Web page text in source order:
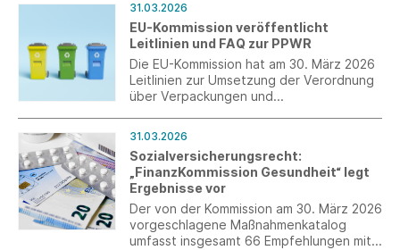
31.03.2026
EU-Kommission veröffentlicht
Leitlinien und FAQ zur PPWR
Die EU-Kommission hat am 30. März 2026
Leitlinien zur Umsetzung der Verordnung
über Verpackungen und
31.03.2026
Sozialversicherungsrecht:
„FinanzKommission Gesundheit“ legt
Ergebnisse vor
Der von der Kommission am 30. März 2026
vorgeschlagene Maßnahmenkatalog
umfasst insgesamt 66 Empfehlungen mit